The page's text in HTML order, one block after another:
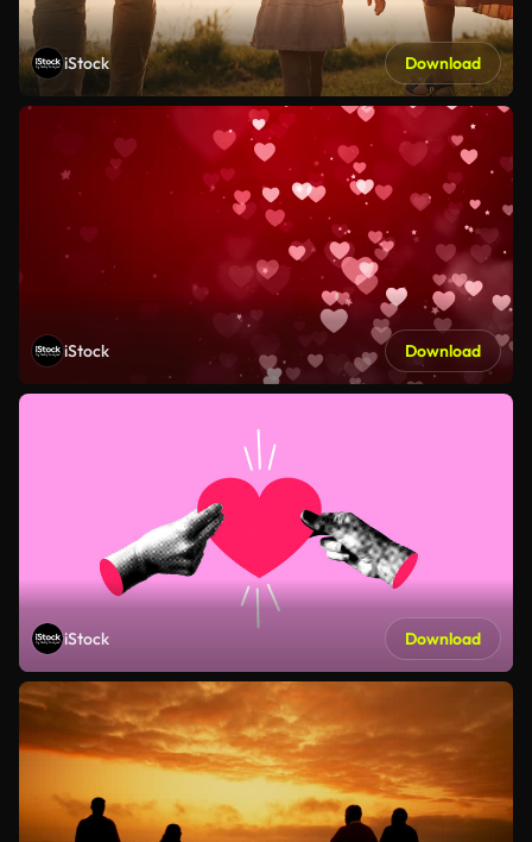
iStock Download
iStock Download
iStock Download